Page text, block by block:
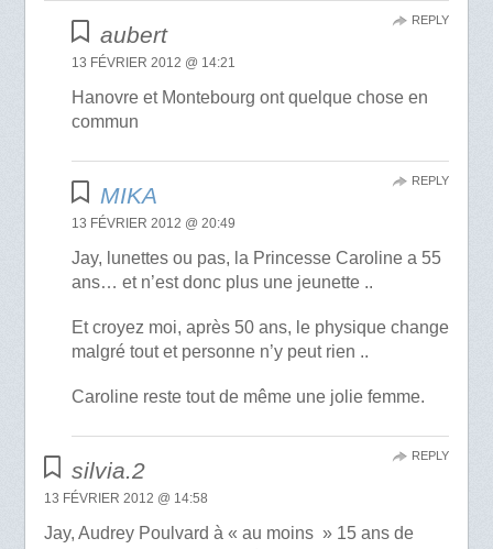
aubert
13 FÉVRIER 2012 @ 14:21
Hanovre et Montebourg ont quelque chose en
commun
REPLY
MIKA
13 FÉVRIER 2012 @ 20:49
Jay, lunettes ou pas, la Princesse Caroline a 55
ans… et n’est donc plus une jeunette ..
Et croyez moi, après 50 ans, le physique change
malgré tout et personne n’y peut rien ..
Caroline reste tout de même une jolie femme.
REPLY
silvia.2
13 FÉVRIER 2012 @ 14:58
Jay, Audrey Poulvard à « au moins » 15 ans de
REPLY